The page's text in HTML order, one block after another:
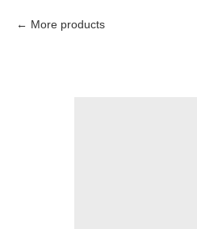
More products